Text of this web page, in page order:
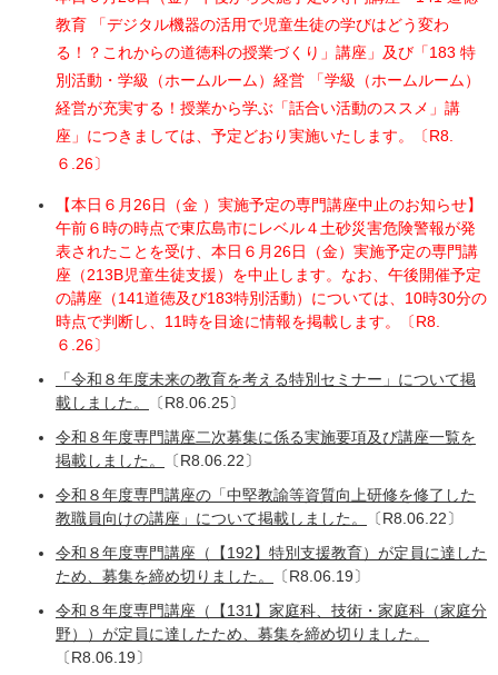
教育 「デジタル機器の活用で児童生徒の学びはどう変わ
る！？これからの道徳科の授業づくり」講座」及び「183 特
別活動・学級（ホームルーム）経営 「学級（ホームルーム）
経営が充実する！授業から学ぶ「話合い活動のススメ」講
座」につきましては、予定どおり実施いたします。〔R8.
６.26〕
【本日６月26日（金 ）実施予定の専門講座中止のお知らせ】
午前６時の時点で東広島市にレベル４土砂災害危険警報が発
表されたことを受け、本日６月26日（金）実施予定の専門講
座（213B児童生徒支援）を中止します。なお、午後開催予定
の講座（141道徳及び183特別活動）については、10時30分の
時点で判断し、11時を目途に情報を掲載します。
〔R8.
６.26〕
「令和８年度未来の教育を考える特別セミナー」について掲
載しました。
〔R8.06.25〕
令和８年度専門講座二次募集に係る実施要項及び講座一覧を
掲載しました。
〔R8.06.22〕​
令和８年度専門講座の「中堅教諭等資質向上研修を修了した
教職員向けの講座」について掲載しました。
〔R8.06.22〕
令和８年度専門講座（【192】特別支援教育）が定員に達した
ため、募集を締め切りました。
〔R8.06.19〕
令和８年度専門講座（【131】家庭科、技術・家庭科（家庭分
野））が定員に達したため、募集を締め切りました。
〔R8.06.19〕